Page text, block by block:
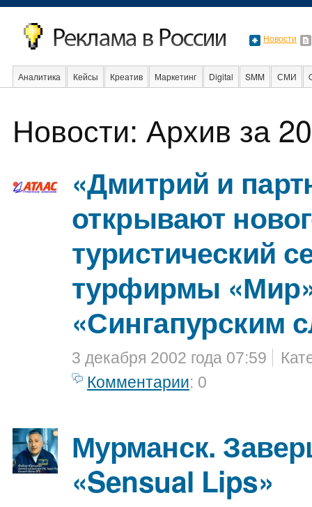
Новости
Аналитика Кейсы Креатив Маркетинг Digital SMM СМИ
Новости: Архив за
«Дмитрий и
открывают
туристический
турфирмы
«Сингапурским
3 декабря 2002 года 07:59
Комментарии: 0
Мурманск.
«Sensual Lips»